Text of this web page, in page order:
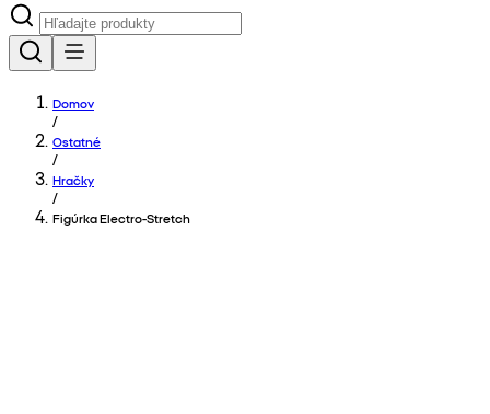
Domov
/
Ostatné
/
Hračky
/
Figúrka Electro-Stretch